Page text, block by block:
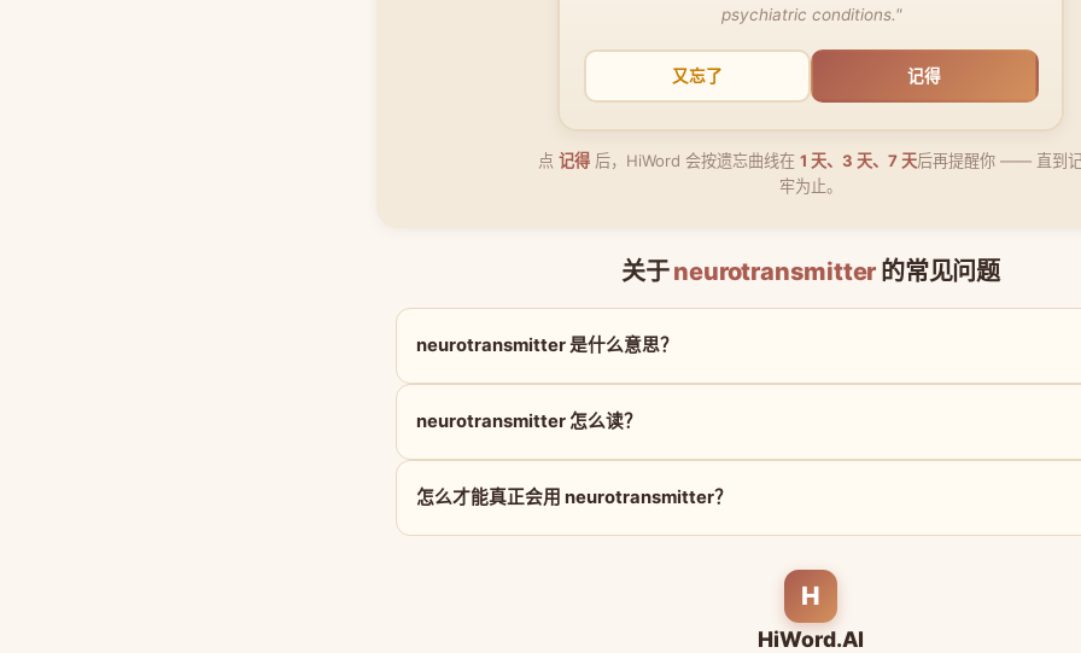
psychiatric conditions."
又忘了 记得
点 记得 后，HiWord 会按遗忘曲线在 1 天、3 天、7 天后再提醒你 —— 直到
牢为止。
关于neurotransmitter 的常见问题
neurotransmitter 是什么意思？
neurotransmitter 怎么读？
怎么才能真正会用 neurotransmitter？
H
HiWord.AI